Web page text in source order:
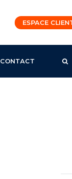
ESPACE
CONTACT